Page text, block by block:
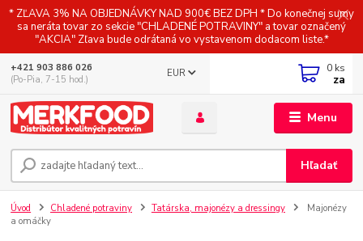
* ZĽAVA 3% NA OBJEDNÁVKY NAD 900€ BEZ DPH * Do konečnej sumy
sa neráta tovar zo sekcie "CHLADENÉ POTRAVINY" a tovar označený
"AKCIA" Zľava bude odrátaná vo vystavenom dodacom liste.*
Menu
EUR
Hľadať
+421 903 886 026
(Po-Pia, 7-15 hod.)
0 ks
za
Úvod Chladené potraviny Tatárska, majonézy a dressingy
Majonézy
a omáčky